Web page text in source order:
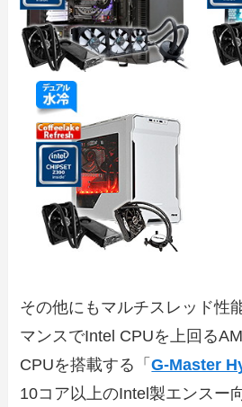
その他にもマルチスレッド性
マンスでIntel CPUを上回る
CPUを搭載する「G-Master
10コア以上のIntel製エンスー